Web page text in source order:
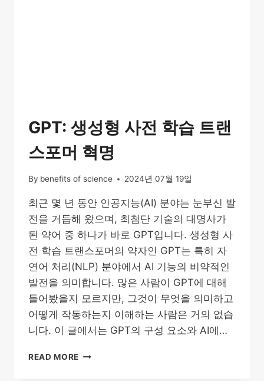
GPT: 생성형 사전 학습 트랜
스포머 혁명
By benefits of science 2024년 07월 19일
최근 몇 년 동안 인공지능(AI) 분야는 눈부신 발
전을 거듭해 왔으며, 최첨단 기술의 대명사가
된 약어 중 하나가 바로 GPT입니다. 생성형 사
전 학습 트랜스포머의 약자인 GPT는 특히 자
연어 처리(NLP) 분야에서 AI 기능의 비약적인
발전을 의미합니다. 많은 사람이 GPT에 대해
들어봤을지 모르지만, 그것이 무엇을 의미하고
어떻게 작동하는지 이해하는 사람은 거의 없습
니다. 이 글에서는 GPT의 구성 요소와 AI에…
READ MORE GPT: